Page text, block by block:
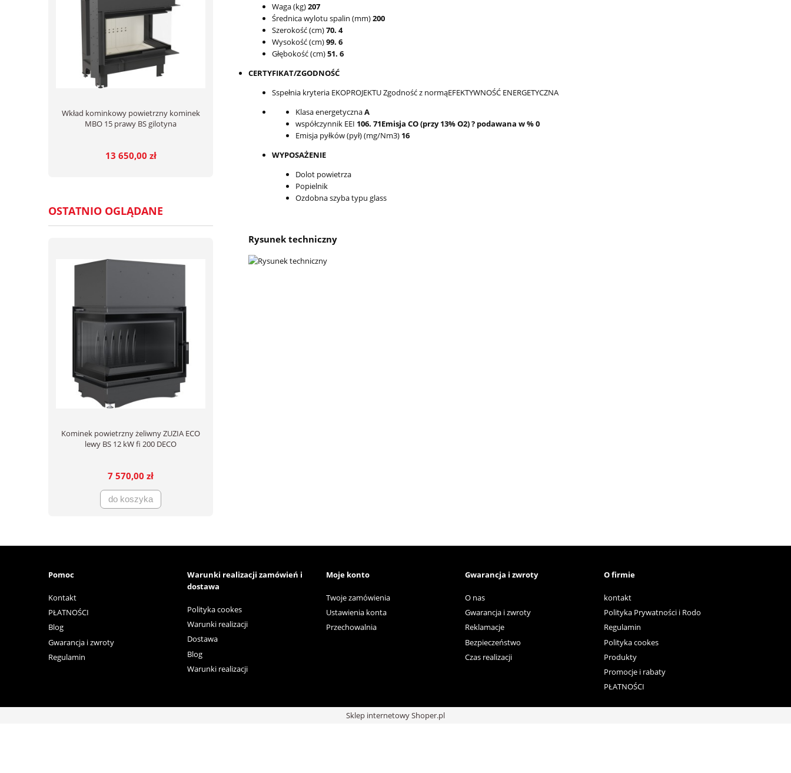
Wkład kominkowy powietrzny kominek
MBO 15 prawy BS gilotyna
13 650,00 zł
OSTATNIO OGLĄDANE
Kominek powietrzny żeliwny ZUZIA ECO
lewy BS 12 kW fi 200 DECO
7 570,00 zł
do koszyka
Waga (kg)207
Średnica wylotu spalin (mm)200
Szerokość (cm)70. 4
Wysokość (cm)99. 6
Głębokość (cm)51. 6
CERTYFIKAT/ZGODNOŚĆ
Sspełnia kryteria EKOPROJEKTU Zgodność z normąEFEKTYWNOŚĆ ENERGETYCZNA
Klasa energetycznaA
współczynnik EEI 106. 71Emisja CO (przy 13% O2) ? podawana w % 0
Emisja pyłków (pył) (mg/Nm3) 16
WYPOSAŻENIE
Dolot powietrza
Popielnik
Ozdobna szyba typu glass
Rysunek techniczny
Pomoc
Kontakt
PŁATNOŚCI
Blog
Gwarancja i zwroty
Regulamin
Warunki realizacji zamówień i
dostawa
Polityka cookes
Warunki realizacji
Dostawa
Blog
Warunki realizacji
Moje konto
Twoje zamówienia
Ustawienia konta
Przechowalnia
Gwarancja i zwroty
O nas
Gwarancja i zwroty
Reklamacje
Bezpieczeństwo
Czas realizacji
O firmie
kontakt
Polityka Prywatności i Rodo
Regulamin
Polityka cookes
Produkty
Promocje i rabaty
PŁATNOŚCI
Sklep internetowy Shoper.pl